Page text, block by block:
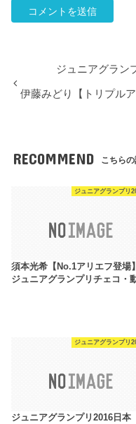
ジュニアグラン
伊藤みどり【トリプル
RECOMMEND こちらの
ジュニアグランプリ
須本光希【No.1アリエフ登場】
ジュニアグランプリチェコ・
ジュニアグランプリ
ジュニアグランプリ2016日本